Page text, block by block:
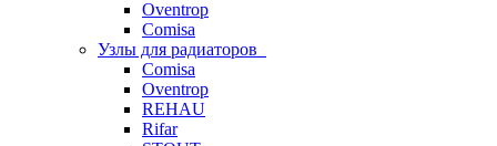
Oventrop
Comisa
Узлы для радиаторов
Comisa
Oventrop
REHAU
Rifar